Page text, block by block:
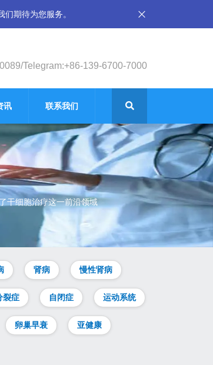
期待为您服务。
Telegram:+86-139-6700-7000
讯 联系我们
干细胞治疗这一前沿领域
肾病 慢性肾病
裂症 自闭症 运动系统
卵巢早衰 亚健康